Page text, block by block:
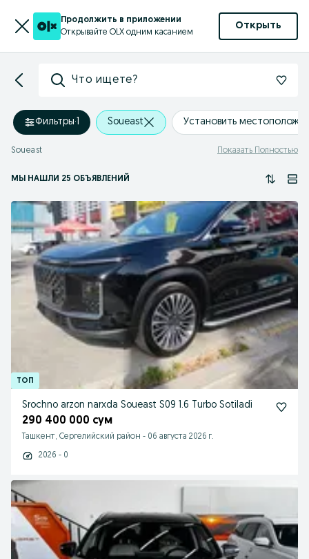
Продолжить в приложении
Открывайте OLX одним касанием
Открыть
Что ищете?
Фильтры·1 Soueast Установить
Soueast Показать Полностью
МЫ НАШЛИ 25 ОБЪЯВЛЕНИЙ
Srochno arzon narxda Soueast S09 1.6 Turbo Sotiladi
290 400 000 сум
Ташкент, Сергелийский район - 06 августа 2026 г.
2026 - 0